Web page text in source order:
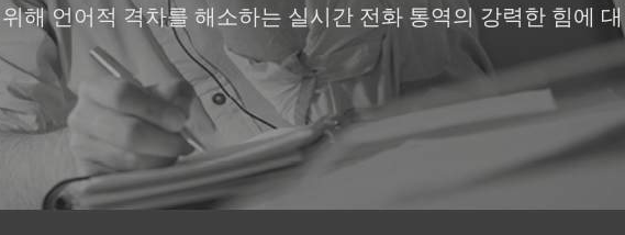
해 언어적 격차를 해소하는 실시간 전화 통역의 강력한 힘에 대